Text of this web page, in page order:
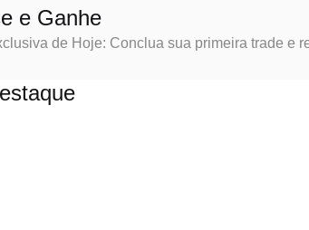
e Ganhe
de Hoje: Conclua sua primeira trade e